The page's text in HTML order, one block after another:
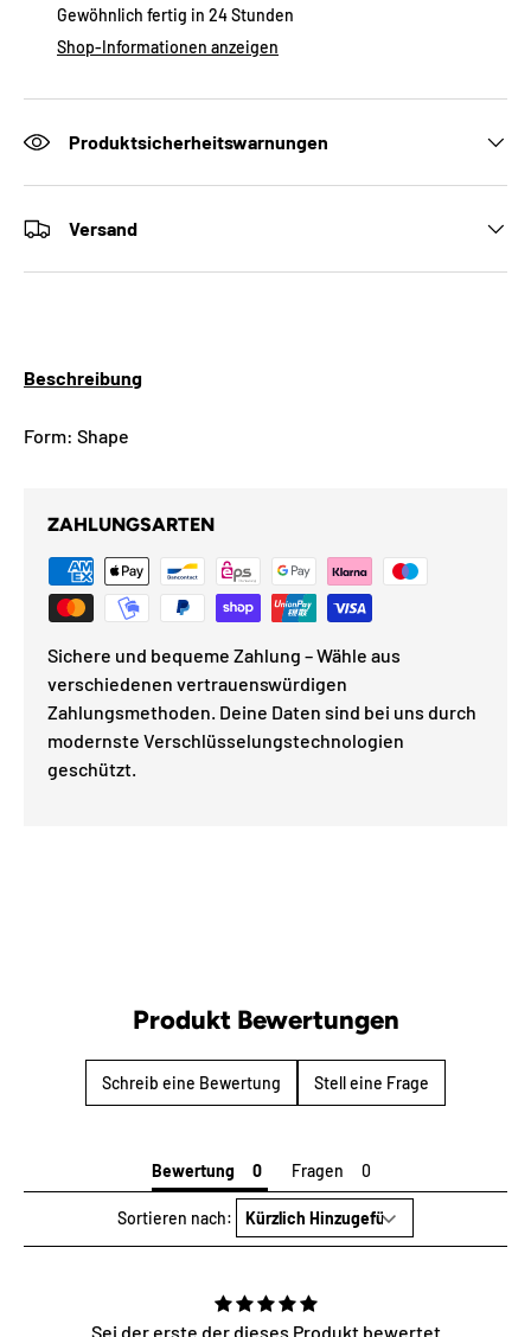
Gewöhnlich fertig in 24 Stunden
Shop-Informationen anzeigen
Produktsicherheitswarnungen
Versand
Beschreibung
Form: Shape
ZAHLUNGSARTEN
Sichere und bequeme Zahlung – Wähle aus
verschiedenen vertrauenswürdigen
Zahlungsmethoden. Deine Daten sind bei uns durch
modernste Verschlüsselungstechnologien
geschützt.
Produkt Bewertungen
Schreib eine Bewertung Stell eine Frage
Bewertung Fragen
Sortieren nach:
Sei der erste der dieses Produkt bewertet